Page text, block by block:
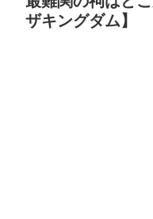
ザキングダム】